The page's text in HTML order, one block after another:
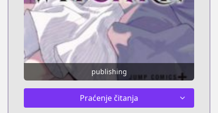
publishing
Praćenje čitanja